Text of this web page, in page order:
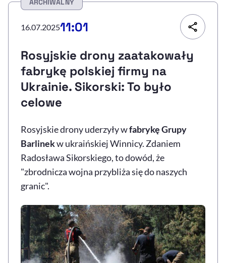
Sprawdź, jak i dlaczego zwiększamy dostępność, otwiera się w nowym
Deklaracja dostępności
ARCHIWALNY
16.07.202511:01
Rosyjskie drony zaatakowały
fabrykę polskiej firmy na
Ukrainie. Sikorski: To było
celowe
Rosyjskie drony uderzyły wfabrykę Grupy
Barlinekw ukraińskiej Winnicy. Zdaniem
Radosława Sikorskiego, to dowód, że
"zbrodnicza wojna przybliża się do naszych
granic".